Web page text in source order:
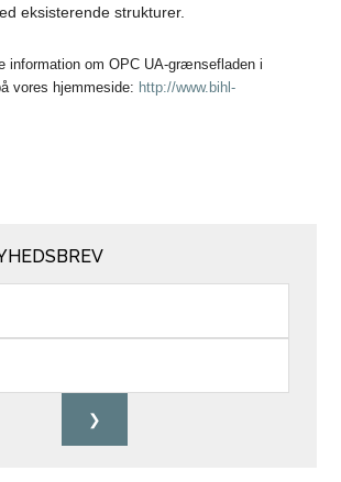
eksisterende strukturer.
information om OPC UA-grænsefladen i
vores hjemmeside: http://www.bihl-